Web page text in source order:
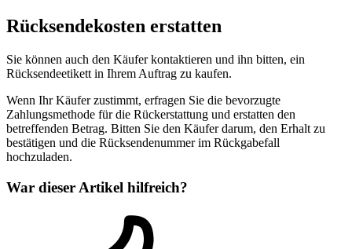
Rücksendekosten erstatten
Sie können auch den Käufer kontaktieren und ihn bitten, ein
Rücksendeetikett in Ihrem Auftrag zu kaufen.
Wenn Ihr Käufer zustimmt, erfragen Sie die bevorzugte
Zahlungsmethode für die Rückerstattung und erstatten den
betreffenden Betrag. Bitten Sie den Käufer darum, den Erhalt zu
bestätigen und die Rücksendenummer im Rückgabefall
hochzuladen.
War dieser Artikel hilfreich?